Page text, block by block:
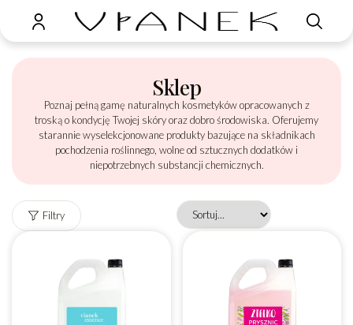
Sklep
Poznaj pełną gamę naturalnych kosmetyków opracowanych z
troską o kondycję Twojej skóry oraz dobro środowiska. Oferujemy
starannie wyselekcjonowane produkty bazujące na składnikach
pochodzenia roślinnego, wolne od sztucznych dodatków i
niepotrzebnych substancji chemicznych.
Filtry
Tak
Nie
konsultacji
Tak